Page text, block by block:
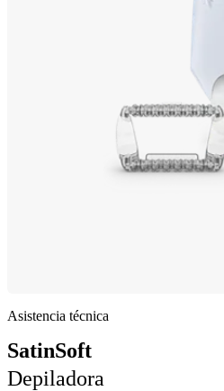
Asistencia técnica
SatinSoft
Depiladora